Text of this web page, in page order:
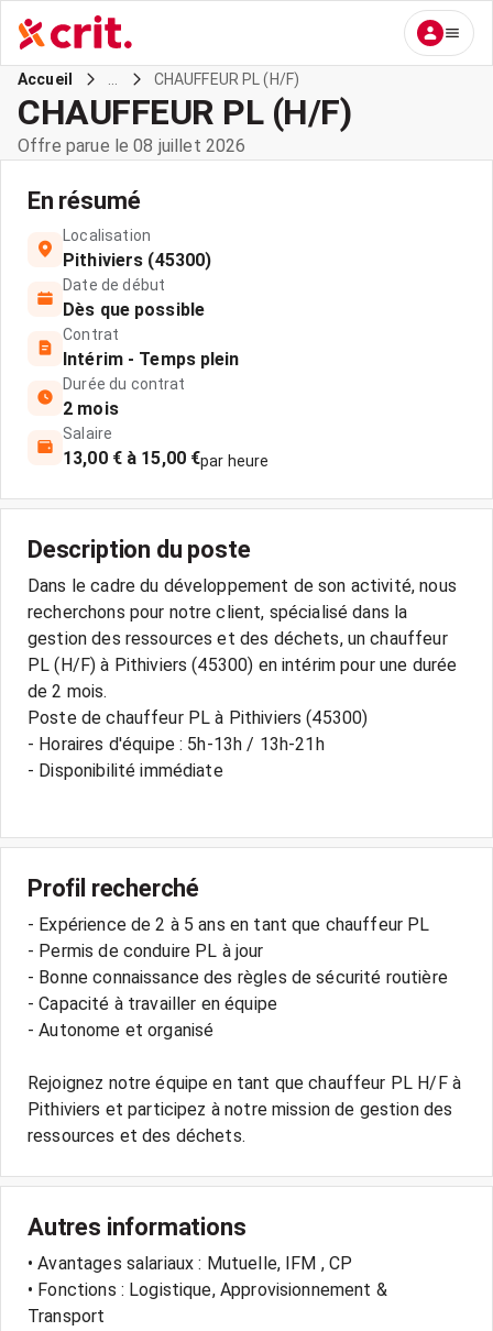
Accueil CHAUFFEUR PL (H/F)
CHAUFFEUR PL (H/F)
Offre parue le 08 juillet 2026
En résumé
Localisation
Pithiviers (45300)
Date de début
Dès que possible
Contrat
Intérim - Temps plein
Durée du contrat
2 mois
Salaire
13,00 € à 15,00 €par heure
Description du poste
Dans le cadre du développement de son activité, nous
recherchons pour notre client, spécialisé dans la
gestion des ressources et des déchets, un chauffeur
PL (H/F) à Pithiviers (45300) en intérim pour une durée
de 2 mois.
Poste de chauffeur PL à Pithiviers (45300)
- Horaires d'équipe : 5h-13h / 13h-21h
- Disponibilité immédiate
Profil recherché
- Expérience de 2 à 5 ans en tant que chauffeur PL
- Permis de conduire PL à jour
- Bonne connaissance des règles de sécurité routière
- Capacité à travailler en équipe
- Autonome et organisé
Rejoignez notre équipe en tant que chauffeur PL H/F à
Pithiviers et participez à notre mission de gestion des
Autres informations
• Avantages salariaux : Mutuelle, IFM , CP
• Fonctions : Logistique, Approvisionnement &
Transport